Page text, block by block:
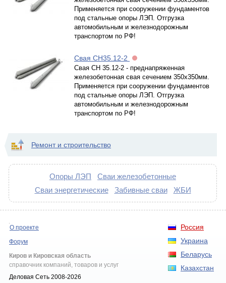
Применяется при сооружении фундаментов
под стальные опоры ЛЭП. Отгрузка
автомобильным и железнодорожным
транспортом по РФ!
Свая СН35.12-2
Свая СН 35.12-2 - преднапряженная
железобетонная свая сечением 350х350мм.
Применяется при сооружении фундаментов
под стальные опоры ЛЭП. Отгрузка
автомобильным и железнодорожным
транспортом по РФ!
Ремонт и строительство
Опоры ЛЭП
Сваи железобетонные
Сваи энергетические
Забивные сваи ЖБИ
Россия
Украина
Беларусь
Казахстан
О проекте
Форум
Киров и Кировская область
справочник компаний, товаров и услуг
Деловая Сеть 2008-2026